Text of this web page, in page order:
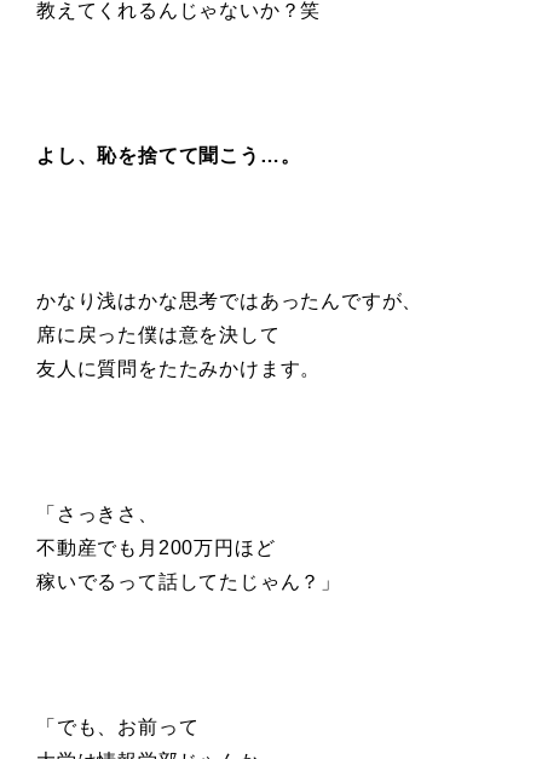
教えてくれるんじゃないか？笑
よし、恥を捨てて聞こう…。
かなり浅はかな思考ではあったんですが、
席に戻った僕は意を決して
友人に質問をたたみかけます。
「さっきさ、
不動産でも月200万円ほど
稼いでるって話してたじゃん？」
「でも、お前って